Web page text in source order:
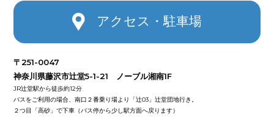
アクセス・駐車場
〒251-0047
神奈川県藤沢市辻堂5-1-21 ノーブル湘南1F
JR辻堂駅から徒歩約12分
バスをご利用の場合、南口２番乗り場より「辻03」辻堂団地行き。
２つ目「高砂」で下車（バス停から少し駅方面へ戻ります）